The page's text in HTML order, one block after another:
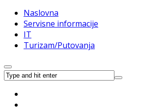
Naslovna
Servisne informacije
IT
Turizam/Putovanja